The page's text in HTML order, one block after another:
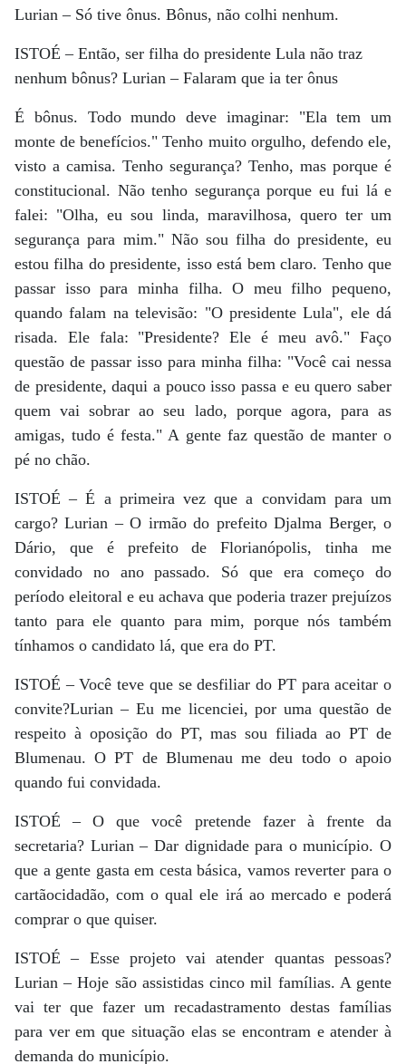
Lurian – Só tive ônus. Bônus, não colhi nenhum.
ISTOÉ – Então, ser filha do presidente Lula não traz
nenhum bônus? Lurian – Falaram que ia ter ônus
É bônus. Todo mundo deve imaginar: "Ela tem um
monte de benefícios." Tenho muito orgulho, defendo ele,
visto a camisa. Tenho segurança? Tenho, mas porque é
constitucional. Não tenho segurança porque eu fui lá e
falei: "Olha, eu sou linda, maravilhosa, quero ter um
segurança para mim." Não sou filha do presidente, eu
estou filha do presidente, isso está bem claro. Tenho que
passar isso para minha filha. O meu filho pequeno,
quando falam na televisão: "O presidente Lula", ele dá
risada. Ele fala: "Presidente? Ele é meu avô." Faço
questão de passar isso para minha filha: "Você cai nessa
de presidente, daqui a pouco isso passa e eu quero saber
quem vai sobrar ao seu lado, porque agora, para as
amigas, tudo é festa." A gente faz questão de manter o
pé no chão.
ISTOÉ – É a primeira vez que a convidam para um
cargo? Lurian – O irmão do prefeito Djalma Berger, o
Dário, que é prefeito de Florianópolis, tinha me
convidado no ano passado. Só que era começo do
período eleitoral e eu achava que poderia trazer prejuízos
tanto para ele quanto para mim, porque nós também
tínhamos o candidato lá, que era do PT.
ISTOÉ – Você teve que se desfiliar do PT para aceitar o
convite?Lurian – Eu me licenciei, por uma questão de
respeito à oposição do PT, mas sou filiada ao PT de
Blumenau. O PT de Blumenau me deu todo o apoio
quando fui convidada.
ISTOÉ – O que você pretende fazer à frente da
secretaria? Lurian – Dar dignidade para o município. O
que a gente gasta em cesta básica, vamos reverter para o
cartãocidadão, com o qual ele irá ao mercado e poderá
comprar o que quiser.
ISTOÉ – Esse projeto vai atender quantas pessoas?
Lurian – Hoje são assistidas cinco mil famílias. A gente
vai ter que fazer um recadastramento destas famílias
para ver em que situação elas se encontram e atender à
demanda do município.